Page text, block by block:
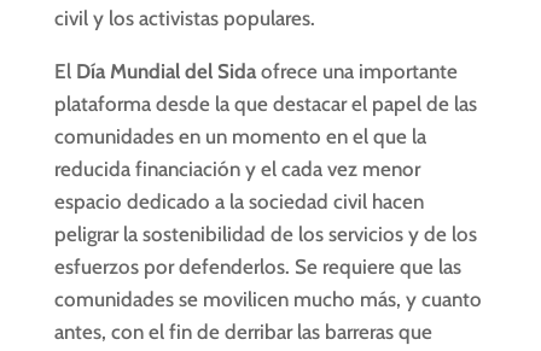
civil y los activistas populares.
El Día Mundial del Sidaofrece una importante
plataforma desde la que destacar el papel de las
comunidades en un momento en el que la
reducida financiación y el cada vez menor
espacio dedicado a la sociedad civil hacen
peligrar la sostenibilidad de los servicios y de los
esfuerzos por defenderlos. Se requiere que las
comunidades se movilicen mucho más, y cuanto
antes, con el fin de derribar las barreras que